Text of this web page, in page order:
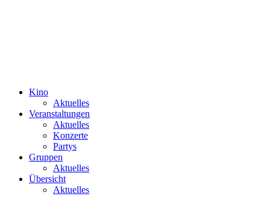
Kino
Aktuelles
Veranstaltungen
Aktuelles
Konzerte
Partys
Gruppen
Aktuelles
Übersicht
Aktuelles